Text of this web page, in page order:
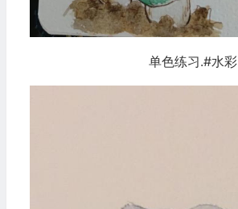
单色练习.#水彩